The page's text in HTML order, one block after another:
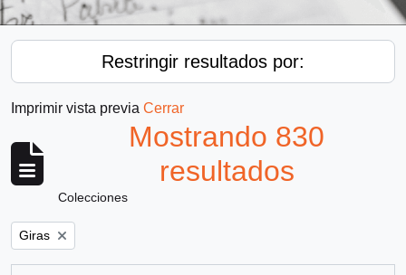
Restringir resultados por:
Imprimir vista previa Cerrar
Mostrando 830
resultados
Colecciones
Remove filter:
Giras